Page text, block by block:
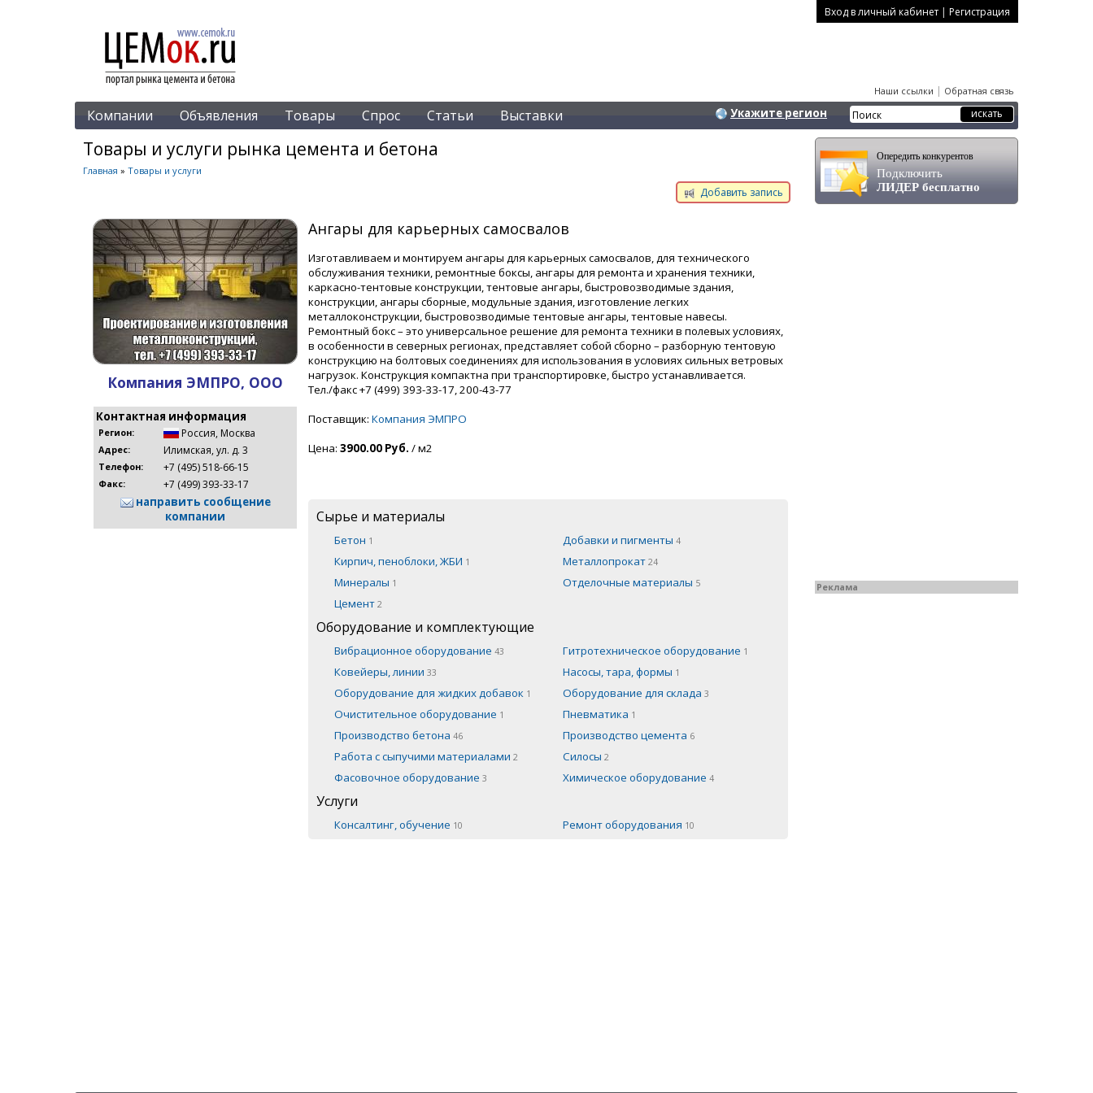
Вход в личный кабинет | Регистрация
Наши ссылки | Обратная связь
Компании Объявления Товары Спрос Статьи Выставки Укажите регион
Товары и услуги рынка цемента и бетона
Главная » Товары и услуги
Добавить запись
Компания ЭМПРО, ООО
Контактная информация
Регион: Россия, Москва
Адрес: Илимская, ул. д. 3
Телефон: +7 (495) 518-66-15
Факс: +7 (499) 393-33-17
направить сообщение
компании
Ангары для карьерных самосвалов
Изготавливаем и монтируем ангары для карьерных самосвалов, для технического
обслуживания техники, ремонтные боксы, ангары для ремонта и хранения техники,
каркасно-тентовые конструкции, тентовые ангары, быстровозводимые здания,
конструкции, ангары сборные, модульные здания, изготовление легких
металлоконструкции, быстровозводимые тентовые ангары, тентовые навесы.
Ремонтный бокс – это универсальное решение для ремонта техники в полевых условиях,
в особенности в северных регионах, представляет собой сборно – разборную тентовую
конструкцию на болтовых соединениях для использования в условиях сильных ветровых
нагрузок. Конструкция компактна при транспортировке, быстро устанавливается.
Тел./факс +7 (499) 393-33-17, 200-43-77
Поставщик: Компания ЭМПРО
Цена: 3900.00 Руб. / м2
Сырье и материалы
Бетон 1 Добавки и пигменты 4
Кирпич, пеноблоки, ЖБИ 1 Металлопрокат 24
Минералы 1 Отделочные материалы 5
Цемент 2
Оборудование и комплектующие
Вибрационное оборудование 43 Гитротехническое оборудование 1
Ковейеры, линии 33 Насосы, тара, формы 1
Оборудование для жидких добавок 1 Оборудование для склада 3
Очистительное оборудование 1 Пневматика 1
Производство бетона 46 Производство цемента 6
Работа с сыпучими материалами 2 Силосы 2
Фасовочное оборудование 3 Химическое оборудование 4
Услуги
Консалтинг, обучение 10 Ремонт оборудования 10
Опередить конкурентов
Подключить
ЛИДЕР бесплатно
Реклама